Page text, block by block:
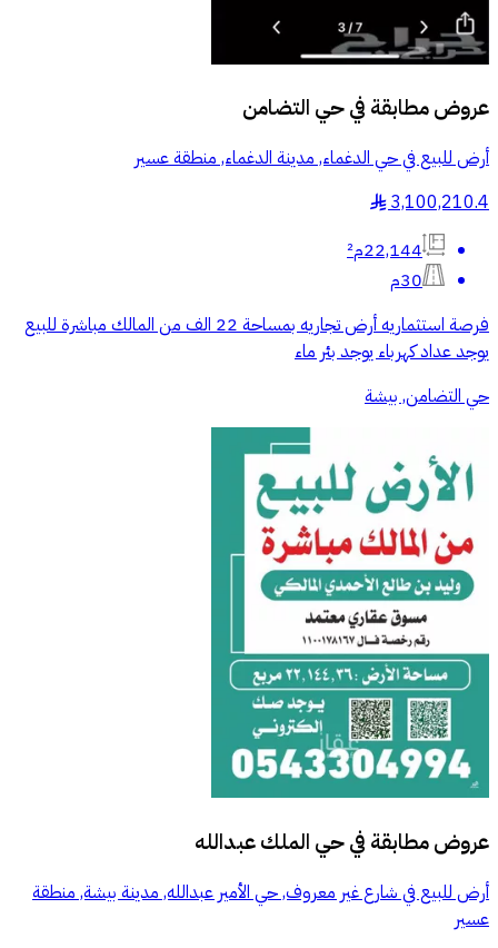
عروض مطابقة فيحي التضامن
أرض للبيع في حي الدغماء, مدينة الدغماء, منطقة عسير
3,100,210.4
§
22,144م²
30م
فرصة استثماريه أرض تجاريه بمساحة 22 الف من المالك مباشرة للبيع
يوجد عداد كهرباء يوجد بئر ماء
حي التضامن, بيشة
عروض مطابقة فيحي الملك عبدالله
أرض للبيع في شارع غير معروف, حي الأمير عبدالله, مدينة بيشة, منطقة
عسير